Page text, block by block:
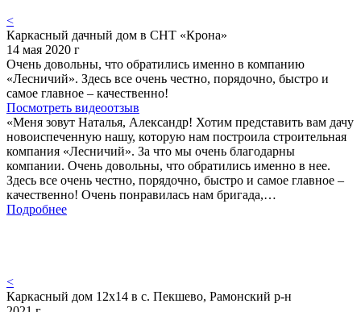
<
Каркасный дачный дом в СНТ «Крона»
14 мая 2020 г
Очень довольны, что обратились именно в компанию
«Лесничий». Здесь все очень честно, порядочно, быстро и
самое главное – качественно!
Посмотреть видеоотзыв
«Меня зовут Наталья, Александр! Хотим представить вам дачу
новоиспеченную нашу, которую нам построила строительная
компания «Лесничий». За что мы очень благодарны
компании. Очень довольны, что обратились именно в нее.
Здесь все очень честно, порядочно, быстро и самое главное –
качественно! Очень понравилась нам бригада,…
Подробнее
<
Каркасный дом 12х14 в с. Пекшево, Рамонский р-н